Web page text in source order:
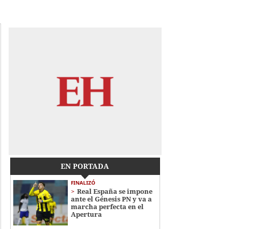
EN PORTADA
FINALIZÓ
Real España se impone
ante el Génesis PN y va a
marcha perfecta en el
Apertura